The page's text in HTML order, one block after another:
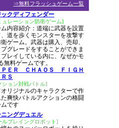
⇒無料フラッシュゲーム一覧
ックディフェンダー
ュレーション防衛ゲーム]
内容紹介：道端に武器を設置
、道を歩くモンスターを攻撃す
ゲーム。武器は購入、売却、
プグレードをすることができま
レイしている内に、なぜかモ
料ゲームです。
ＰＥＲ ＣＨＡＯＳ ＦＩＧＨ
ＲＳ
ション対戦バトル]
リジナルのキャラクターで作
た爽快バトルアクションの格闘
です
ングデュエル
ルプレイングロボット]